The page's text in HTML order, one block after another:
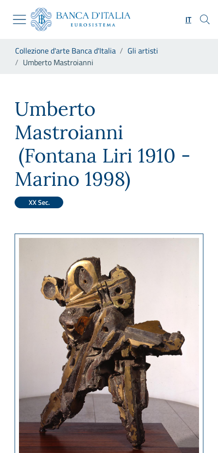
Skip to Main Content
Vai al sito istituzionale
Vai al menu di navigazione
Vai alla ricerca
Vai al footer
IT
Collezione d'arte Banca d'Italia
Gli artisti
Umberto Mastroianni
Umberto
Mastroianni
(Fontana Liri 1910 -
Marino 1998)
XX Sec.